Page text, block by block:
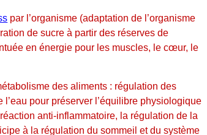
par l’organisme (adaptation de l’organisme
de sucre à partir des réserves de
en énergie pour les muscles, le cœur, le
des aliments : régulation des
pour préserver l’équilibre physiologique
anti-inflammatoire, la régulation de la
à la régulation du sommeil et du système